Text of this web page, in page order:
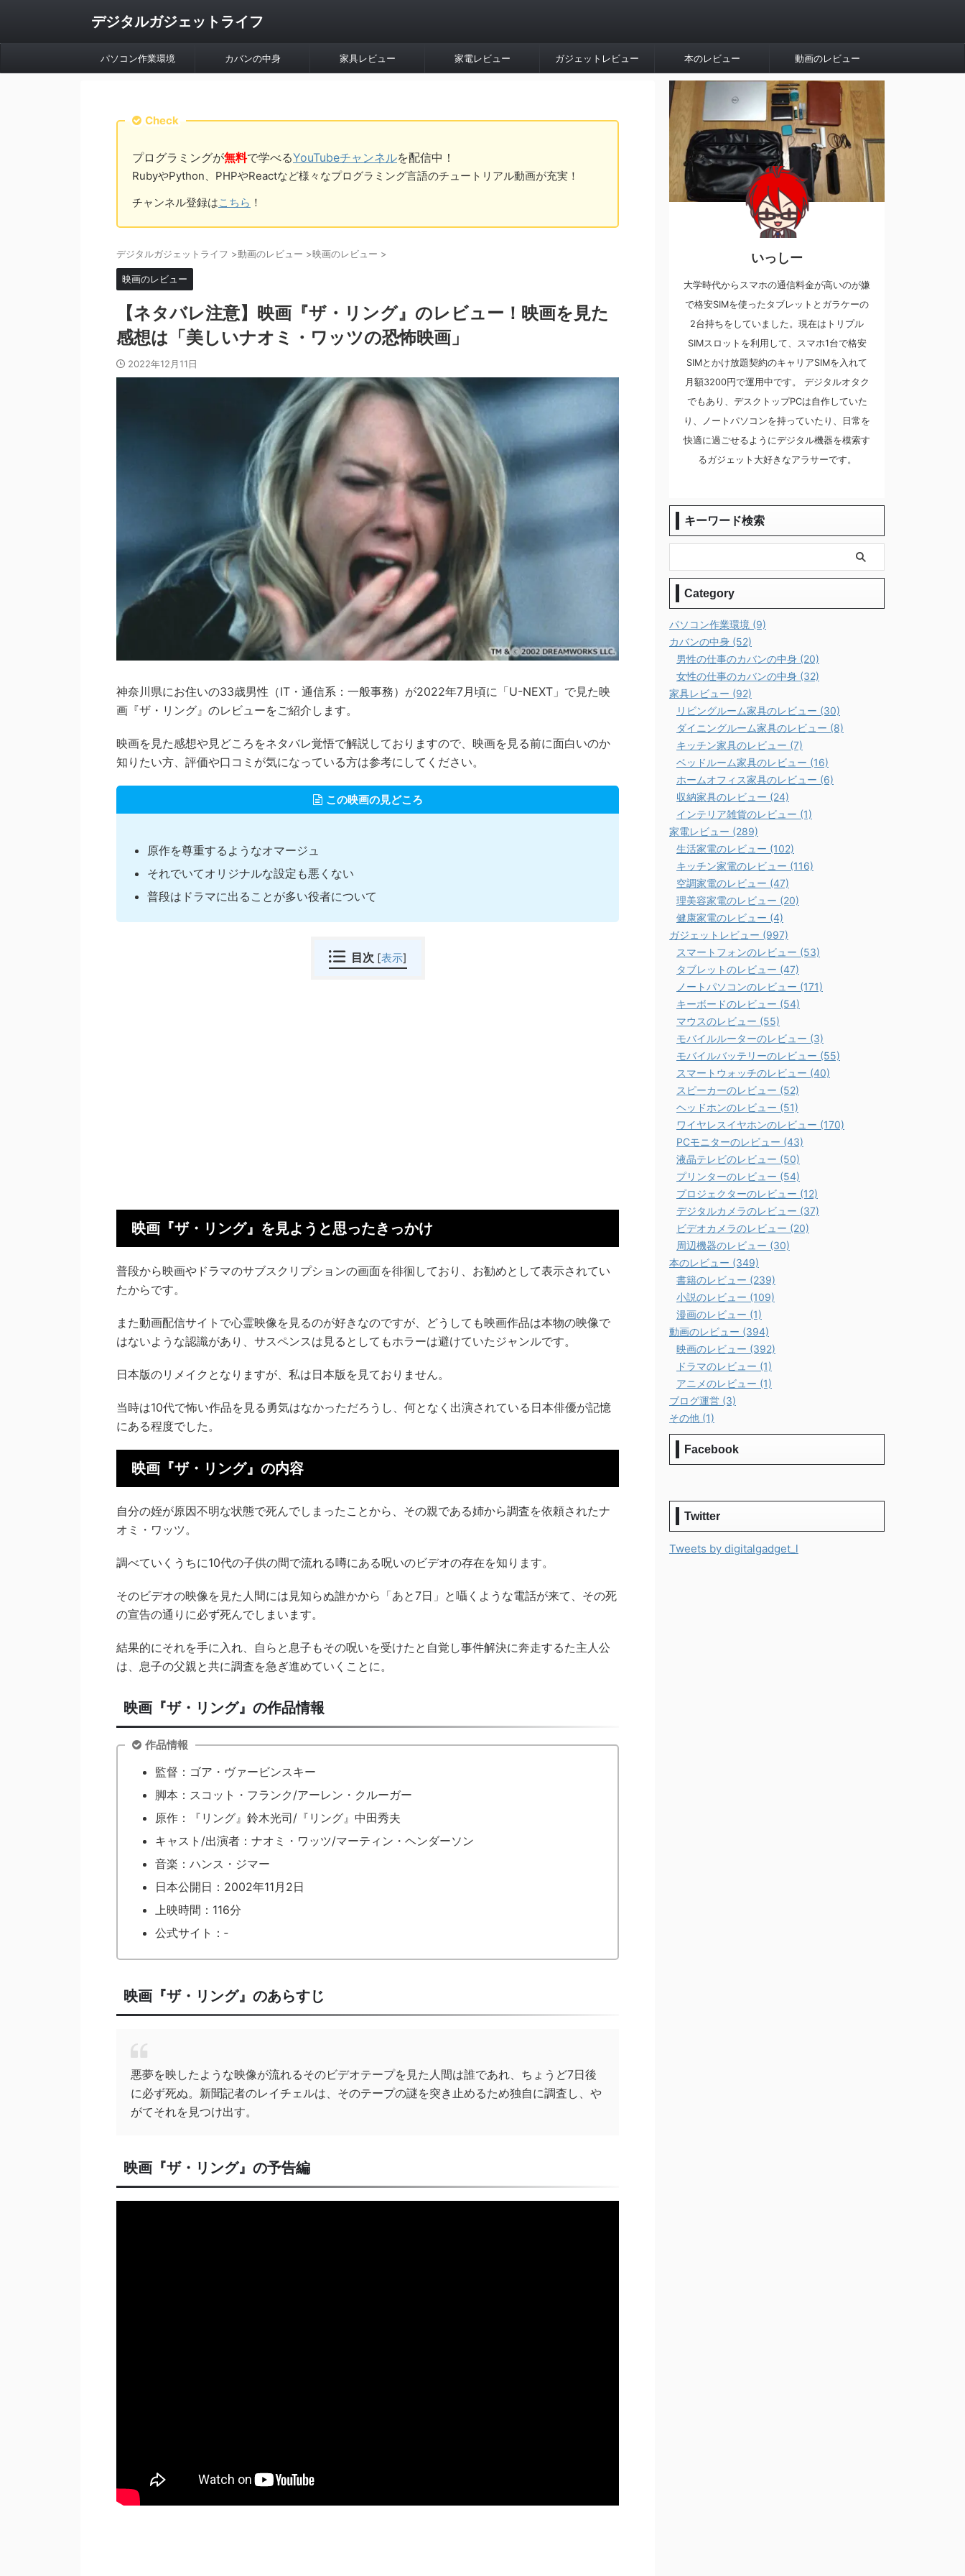
デジタルガジェットライフ
パソコン作業環境 カバンの中身 家具レビュー 家電レビュー ガジェットレビュー 本のレビュー 動画のレビュー
Check
プログラミングが無料で学べるYouTubeチャンネルを配信中！
RubyやPython、PHPやReactなど様々なプログラミング言語のチュートリアル動画が充実！
チャンネル登録はこちら ！
デジタルガジェットライフ >動画のレビュー >映画のレビュー >
映画のレビュー
【ネタバレ注意】映画『ザ・リング』のレビュー！映画を見た
感想は「美しいナオミ・ワッツの恐怖映画」
2022年12月11日
神奈川県にお住いの33歳男性（IT・通信系：一般事務）が2022年7月頃に「U-NEXT」で見た映
画『ザ・リング』のレビューをご紹介します。
映画を見た感想や見どころをネタバレ覚悟で解説しておりますので、映画を見る前に面白いのか
知りたい方、評価や口コミが気になっている方は参考にしてください。
この映画の見どころ
原作を尊重するようなオマージュ
それでいてオリジナルな設定も悪くない
普段はドラマに出ることが多い役者について
目次 [表示]
映画『ザ・リング』を見ようと思ったきっかけ
普段から映画やドラマのサブスクリプションの画面を徘徊しており、お勧めとして表示されてい
たからです。
また動画配信サイトで心霊映像を見るのが好きなのですが、どうしても映画作品は本物の映像で
はないような認識があり、サスペンスは見るとしてもホラーは避けていたジャンルです。
日本版のリメイクとなりますが、私は日本版を見ておりません。
当時は10代で怖い作品を見る勇気はなかっただろうし、何となく出演されている日本俳優が記憶
にある程度でした。
映画『ザ・リング』の内容
自分の姪が原因不明な状態で死んでしまったことから、その親である姉から調査を依頼されたナ
オミ・ワッツ。
調べていくうちに10代の子供の間で流れる噂にある呪いのビデオの存在を知ります。
そのビデオの映像を見た人間には見知らぬ誰かから「あと7日」と囁くような電話が来て、その死
の宣告の通りに必ず死んでしまいます。
結果的にそれを手に入れ、自らと息子もその呪いを受けたと自覚し事件解決に奔走するた主人公
は、息子の父親と共に調査を急ぎ進めていくことに。
映画『ザ・リング』の作品情報
作品情報
監督：ゴア・ヴァービンスキー
脚本：スコット・フランク/アーレン・クルーガー
原作：『リング』鈴木光司/『リング』中田秀夫
キャスト/出演者：ナオミ・ワッツ/マーティン・ヘンダーソン
音楽：ハンス・ジマー
日本公開日：2002年11月2日
上映時間：116分
公式サイト：‐
映画『ザ・リング』のあらすじ
悪夢を映したような映像が流れるそのビデオテープを見た人間は誰であれ、ちょうど7日後
に必ず死ぬ。新聞記者のレイチェルは、そのテープの謎を突き止めるため独自に調査し、や
がてそれを見つけ出す。
映画『ザ・リング』の予告編
いっしー
大学時代からスマホの通信料金が高いのが嫌
で格安SIMを使ったタブレットとガラケーの
2台持ちをしていました。現在はトリプル
SIMスロットを利用して、スマホ1台で格安
SIMとかけ放題契約のキャリアSIMを入れて
月額3200円で運用中です。 デジタルオタク
でもあり、デスクトップPCは自作していた
り、ノートパソコンを持っていたり、日常を
快適に過ごせるようにデジタル機器を模索す
るガジェット大好きなアラサーです。
キーワード検索
Category
パソコン作業環境 (9)
カバンの中身 (52)
男性の仕事のカバンの中身 (20)
女性の仕事のカバンの中身 (32)
家具レビュー (92)
リビングルーム家具のレビュー (30)
ダイニングルーム家具のレビュー (8)
キッチン家具のレビュー (7)
ベッドルーム家具のレビュー (16)
ホームオフィス家具のレビュー (6)
収納家具のレビュー (24)
インテリア雑貨のレビュー (1)
家電レビュー (289)
生活家電のレビュー (102)
キッチン家電のレビュー (116)
空調家電のレビュー (47)
理美容家電のレビュー (20)
健康家電のレビュー (4)
ガジェットレビュー (997)
スマートフォンのレビュー (53)
タブレットのレビュー (47)
ノートパソコンのレビュー (171)
キーボードのレビュー (54)
マウスのレビュー (55)
モバイルルーターのレビュー (3)
モバイルバッテリーのレビュー (55)
スマートウォッチのレビュー (40)
スピーカーのレビュー (52)
ヘッドホンのレビュー (51)
ワイヤレスイヤホンのレビュー (170)
PCモニターのレビュー (43)
液晶テレビのレビュー (50)
プリンターのレビュー (54)
プロジェクターのレビュー (12)
デジタルカメラのレビュー (37)
ビデオカメラのレビュー (20)
周辺機器のレビュー (30)
本のレビュー (349)
書籍のレビュー (239)
小説のレビュー (109)
漫画のレビュー (1)
動画のレビュー (394)
映画のレビュー (392)
ドラマのレビュー (1)
アニメのレビュー (1)
ブログ運営 (3)
その他 (1)
Facebook
Twitter
Tweets by digitalgadget_l